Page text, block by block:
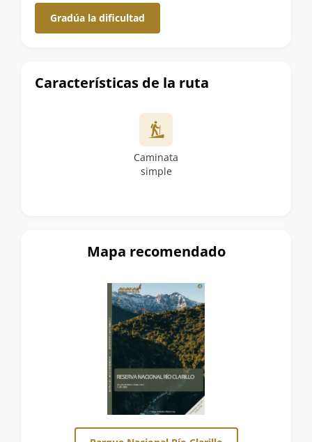
Gradúa la dificultad
Características de la ruta
Caminata
simple
Mapa recomendado